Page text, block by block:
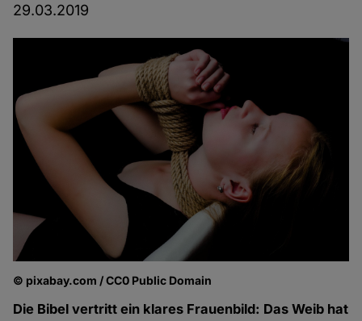
29.03.2019
© pixabay.com / CC0 Public Domain
Die Bibel vertritt ein klares Frauenbild: Das Weib hat